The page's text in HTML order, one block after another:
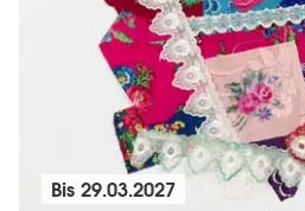
Bis29.03.2027